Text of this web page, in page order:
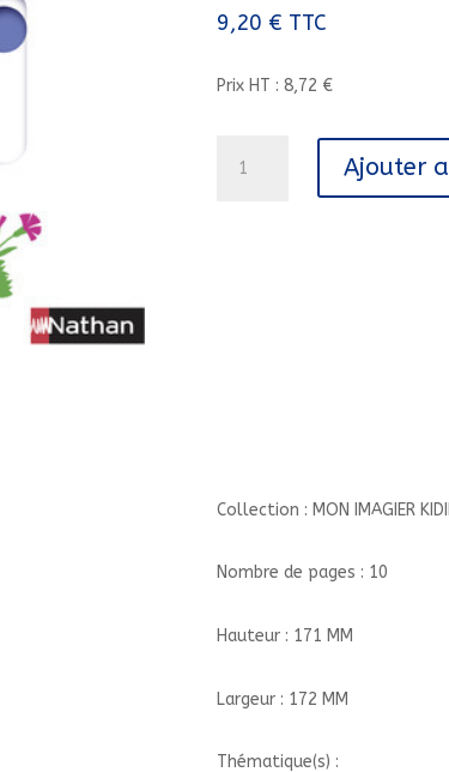
9,20 € TTC
Prix HT : 8,72 €
Ajouter
Collection : MON IMAGIER
Nombre de pages : 10
Hauteur : 171 MM
Largeur : 172 MM
Thématique(s) :